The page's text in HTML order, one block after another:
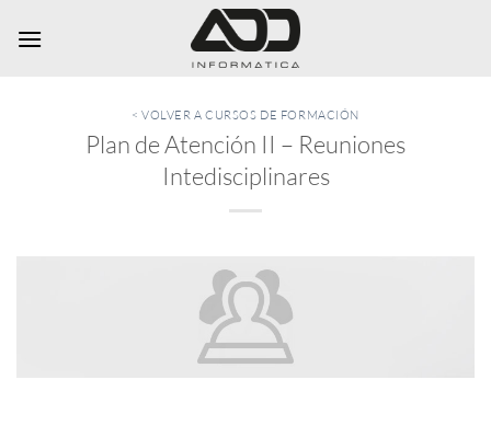
< VOLVER A CURSOS DE FORMACIÓN
Plan de Atención II – Reuniones
Intedisciplinares